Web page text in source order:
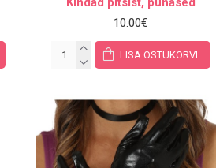
10.00€
LISA OSTUKORVI